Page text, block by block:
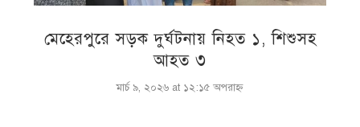
মেহেরপুরে সড়ক দুর্ঘটনায় নিহত ১, শিশুসহ
আহত ৩
মার্চ ৯, ২০২৬ at ১২:১৫ অপরাহ্ণ